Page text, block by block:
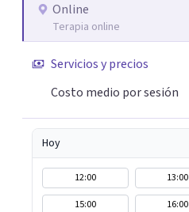
Online
Terapia online
Servicios y precios
Costo medio por sesión
Hoy
12:00 13:00
15:00
16:00